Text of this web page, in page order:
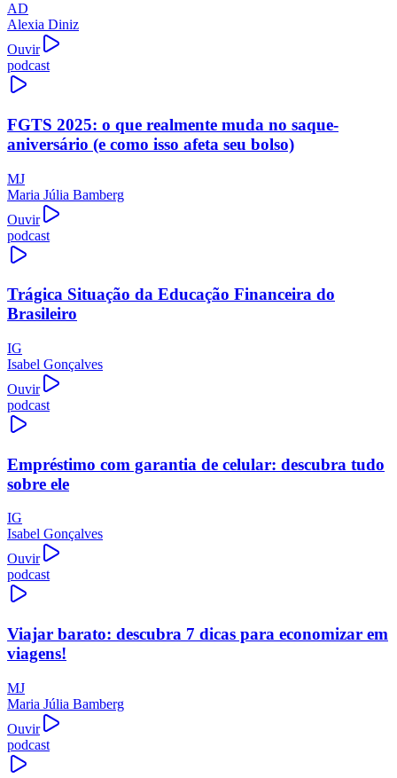
AD
Alexia Diniz
Ouvir
podcast
FGTS 2025: o que realmente muda no saque-
aniversário (e como isso afeta seu bolso)
MJ
Maria Júlia Bamberg
Ouvir
podcast
Trágica Situação da Educação Financeira do
Brasileiro
IG
Isabel Gonçalves
Ouvir
podcast
Empréstimo com garantia de celular: descubra tudo
sobre ele
IG
Isabel Gonçalves
Ouvir
podcast
Viajar barato: descubra 7 dicas para economizar em
viagens!
MJ
Maria Júlia Bamberg
Ouvir
podcast